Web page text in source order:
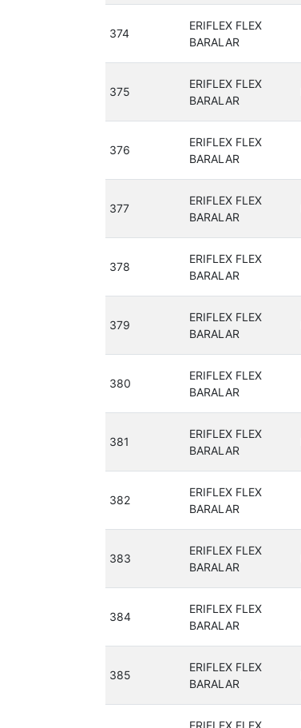
374
ERIFLEX FLEX
BARALAR
375
ERIFLEX FLEX
BARALAR
376
ERIFLEX FLEX
BARALAR
377
ERIFLEX FLEX
BARALAR
378
ERIFLEX FLEX
BARALAR
379
ERIFLEX FLEX
BARALAR
380
ERIFLEX FLEX
BARALAR
381
ERIFLEX FLEX
BARALAR
382
ERIFLEX FLEX
BARALAR
383
ERIFLEX FLEX
BARALAR
384
ERIFLEX FLEX
BARALAR
385
ERIFLEX FLEX
BARALAR
ERIFLEX FLEX